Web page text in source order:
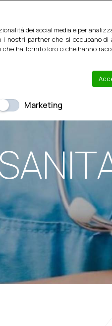
CHI SONO SERVIZI
dei social media e per
nostri partner che si occupano di
che ha fornito loro o che hanno
Marketing